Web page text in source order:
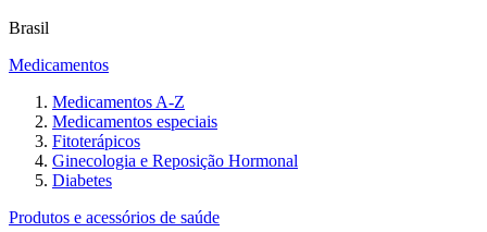
Brasil
Medicamentos
Medicamentos A-Z
Medicamentos especiais
Fitoterápicos
Ginecologia e Reposição Hormonal
Diabetes
Produtos e acessórios de saúde